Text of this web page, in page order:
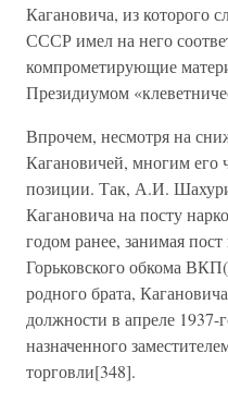
Кагановича, из которого
СССР имел на него
компрометирующие
Президиумом
Впрочем, несмотря на
Кагановичей, многим его
позиции. Так, А.И.
Кагановича на посту
годом ранее, занимая пост
Горьковского обкома
родного брата,
должности в апреле 1937-
назначенного
торговли[348].